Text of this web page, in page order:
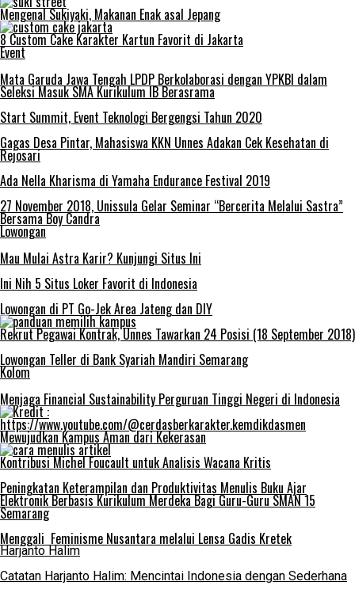
Mengenal Sukiyaki, Makanan Enak asal Jepang
8 Custom Cake Karakter Kartun Favorit di Jakarta
Event
Mata Garuda Jawa Tengah LPDP Berkolaborasi dengan YPKBI dalam
Seleksi Masuk SMA Kurikulum IB Berasrama
Start Summit, Event Teknologi Bergengsi Tahun 2020
Gagas Desa Pintar, Mahasiswa KKN Unnes Adakan Cek Kesehatan di
Rejosari
Ada Nella Kharisma di Yamaha Endurance Festival 2019
27 November 2018, Unissula Gelar Seminar “Bercerita Melalui Sastra”
Bersama Boy Candra
Lowongan
Mau Mulai Astra Karir? Kunjungi Situs Ini
Ini Nih 5 Situs Loker Favorit di Indonesia
Lowongan di PT Go-Jek Area Jateng dan DIY
Rekrut Pegawai Kontrak, Unnes Tawarkan 24 Posisi (18 September 2018)
Lowongan Teller di Bank Syariah Mandiri Semarang
Kolom
Menjaga Financial Sustainability Perguruan Tinggi Negeri di Indonesia
Mewujudkan Kampus Aman dari Kekerasan
Kontribusi Michel Foucault untuk Analisis Wacana Kritis
Peningkatan Keterampilan dan Produktivitas Menulis Buku Ajar
Elektronik Berbasis Kurikulum Merdeka Bagi Guru-Guru SMAN 15
Semarang
Menggali Feminisme Nusantara melalui Lensa Gadis Kretek
Harjanto Halim
Catatan Harjanto Halim: Mencintai Indonesia dengan Sederhana